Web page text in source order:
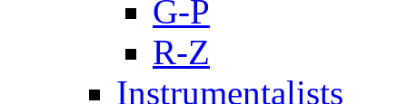
G-P
R-Z
Instrumentalists